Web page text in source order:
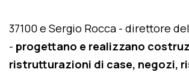
37100 e Sergio Rocca - direttore
- progettano e realizzano
ristrutturazioni di case, negozi,